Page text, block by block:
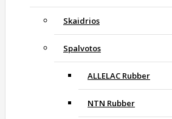
Skaidrios
Spalvotos
ALLELAC Rubber
NTN Rubber